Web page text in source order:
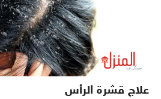
علاج قشرة الرأس